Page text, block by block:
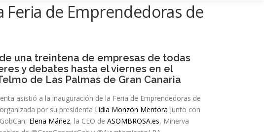
de Emprendedoras de
una treintena de empresas de todas
y debates hasta el viernes en el
de Las Palmas de Gran Canaria
asistió a la inauguración de la Feria de Emprendedoras de
por su presidenta Lidia Monzón Mentora junto con
Elena Máñez, la CEO de ASOMBROSA.es, Minerva